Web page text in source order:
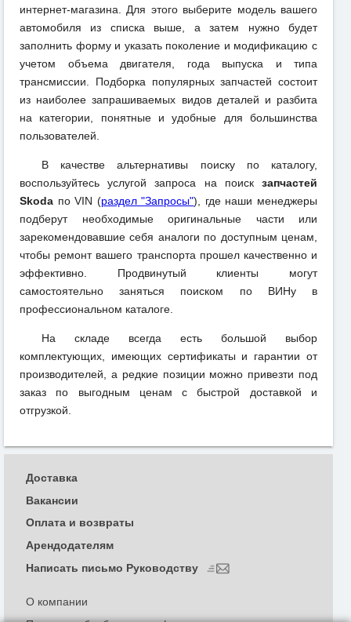
интернет-магазина. Для этого выберите модель вашего
автомобиля из списка выше, а затем нужно будет
заполнить форму и указать поколение и модификацию с
учетом объема двигателя, года выпуска и типа
трансмиссии. Подборка популярных запчастей состоит
из наиболее запрашиваемых видов деталей и разбита
на категории, понятные и удобные для большинства
пользователей.
В качестве альтернативы поиску по каталогу,
воспользуйтесь услугой запроса на поиск запчастей
Skoda по VIN (раздел "Запросы"), где наши менеджеры
подберут необходимые оригинальные части или
зарекомендовавшие себя аналоги по доступным ценам,
чтобы ремонт вашего транспорта прошел качественно и
эффективно. Продвинутый клиенты могут
самостоятельно заняться поиском по ВИНу в
профессиональном каталоге.
На складе всегда есть большой выбор
комплектующих, имеющих сертификаты и гарантии от
производителей, а редкие позиции можно привезти под
заказ по выгодным ценам с быстрой доставкой и
отгрузкой.
О компании
Доставка
Вакансии
Оплата и возвраты
Арендодателям
Написать письмо Руководству